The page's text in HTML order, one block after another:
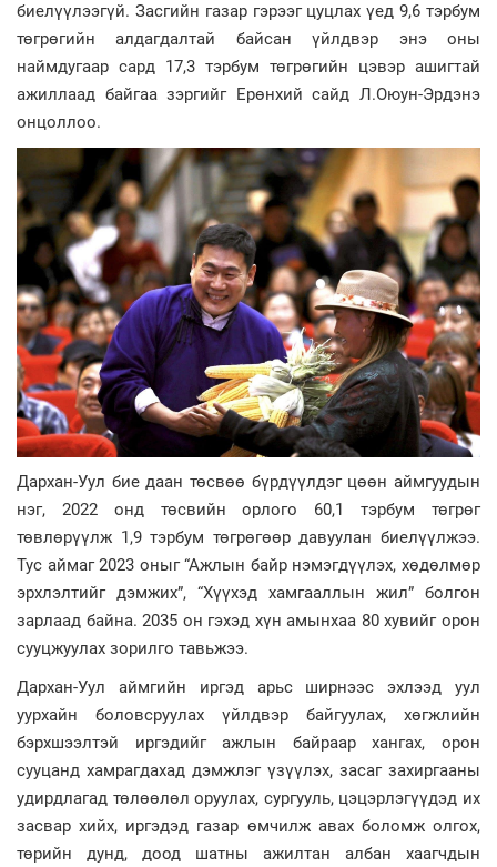
биелүүлээгүй. Засгийн газар гэрээг цуцлах үед 9,6 тэрбум
төгрөгийн алдагдалтай байсан үйлдвэр энэ оны
наймдугаар сард 17,3 тэрбум төгрөгийн цэвэр ашигтай
ажиллаад байгаа зэргийг Ерөнхий сайд Л.Оюун-Эрдэнэ
онцоллоо.
Дархан-Уул бие даан төсвөө бүрдүүлдэг цөөн аймгуудын
нэг, 2022 онд төсвийн орлого 60,1 тэрбум төгрөг
төвлөрүүлж 1,9 тэрбум төгрөгөөр давуулан биелүүлжээ.
Тус аймаг 2023 оныг “Ажлын байр нэмэгдүүлэх, хөдөлмөр
эрхлэлтийг дэмжих”, “Хүүхэд хамгааллын жил” болгон
зарлаад байна. 2035 он гэхэд хүн амынхаа 80 хувийг орон
сууцжуулах зорилго тавьжээ.
Дархан-Уул аймгийн иргэд арьс ширнээс эхлээд уул
уурхайн боловсруулах үйлдвэр байгуулах, хөгжлийн
бэрхшээлтэй иргэдийг ажлын байраар хангах, орон
сууцанд хамрагдахад дэмжлэг үзүүлэх, засаг захиргааны
удирдлагад төлөөлөл оруулах, сургууль, цэцэрлэгүүдэд их
засвар хийх, иргэдэд газар өмчилж авах боломж олгох,
төрийн дунд, доод шатны ажилтан албан хаагчдын